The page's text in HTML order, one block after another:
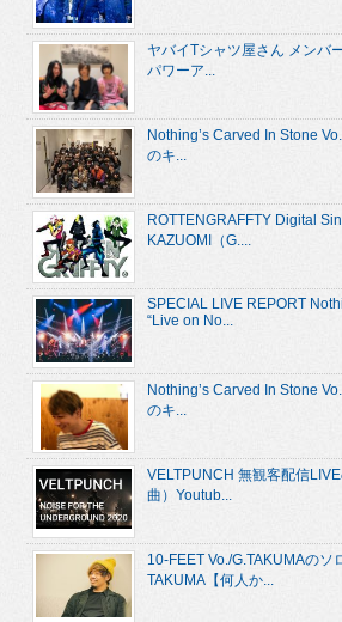
ヤバイTシャツ屋さん メンバ
パワーア...
Nothing’s Carved In Stone
のキ...
ROTTENGRAFFTY Digital
KAZUOMI（G....
SPECIAL LIVE REPORT
“Live on No...
Nothing’s Carved In Stone
のキ...
VELTPUNCH 無観客配信
曲）Youtub...
10-FEET Vo./G.TAKUMAのソ
TAKUMA【何人か...